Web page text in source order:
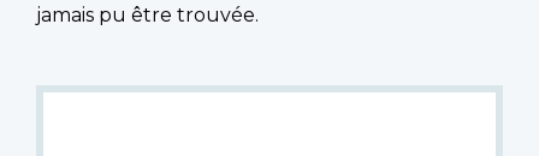
jamais pu être trouvée.